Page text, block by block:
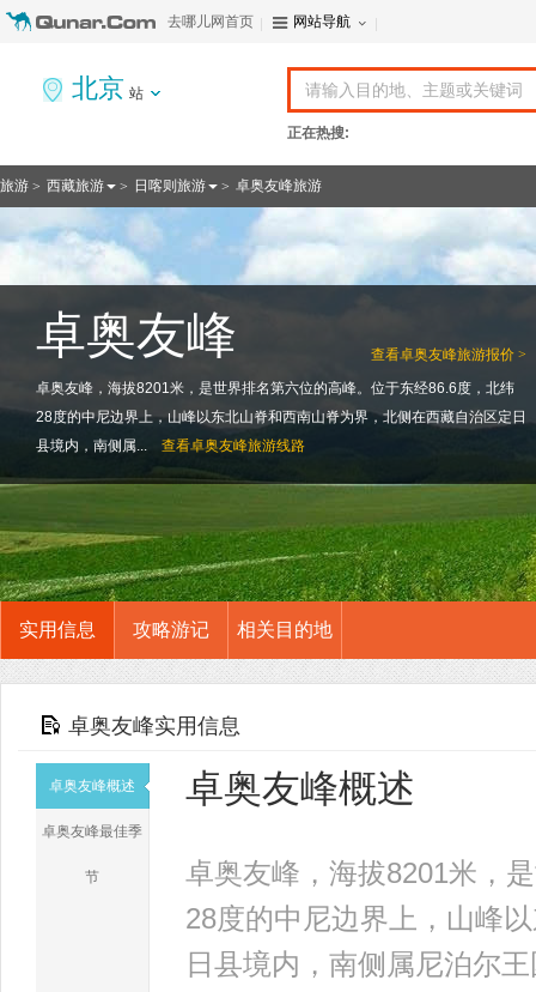
去哪儿网首页 网站导航
北京 站
正在热搜:
旅游 > 西藏旅游 > 日喀则旅游 > 卓奥友峰旅游
查看卓奥友峰旅游报价 >
卓奥友峰
卓奥友峰，海拔8201米，是世界排名第六位的高峰。位于东经86.6度，北纬
28度的中尼边界上，山峰以东北山脊和西南山脊为界，北侧在西藏自治区定日
县境内，南侧属...
查看卓奥友峰旅游线路
实用信息 攻略游记 相关目的地
卓奥友峰实用信息
卓奥友峰概述
卓奥友峰最佳季
节
卓奥友峰概述
卓奥友峰，海拔8201米，
28度的中尼边界上，山峰
日县境内，南侧属尼泊尔